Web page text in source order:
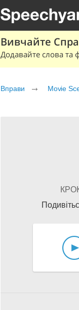
Вивчайте
Додавайте слова та
Вправи Movie